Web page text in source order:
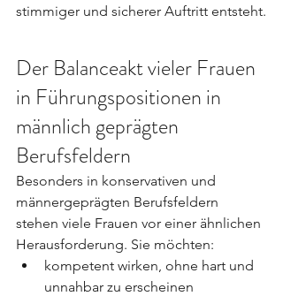
stimmiger und sicherer Auftritt entsteht.
Der Balanceakt vieler Frauen
in Führungspositionen in
männlich geprägten
Berufsfeldern
Besonders in konservativen und
männergeprägten Berufsfeldern
stehen viele Frauen vor einer ähnlichen
Herausforderung. Sie möchten:
kompetent wirken, ohne hart und
unnahbar zu erscheinen